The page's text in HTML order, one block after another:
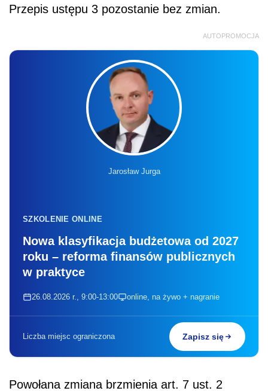
Przepis ustępu 3 pozostanie bez zmian.
AUTOPROMOCJA
Jarosław Jurga
SZKOLENIE ONLINE
Nowa klasyfikacja budżetowa od 2027
roku – reforma finansów publicznych
w praktyce
26.08.2026 r., 9:00-13:00 online, na żywo + nagranie
Liczba miejsc ograniczona Zapisz się
Powołana zmiana brzmienia art. 7 ust. 2